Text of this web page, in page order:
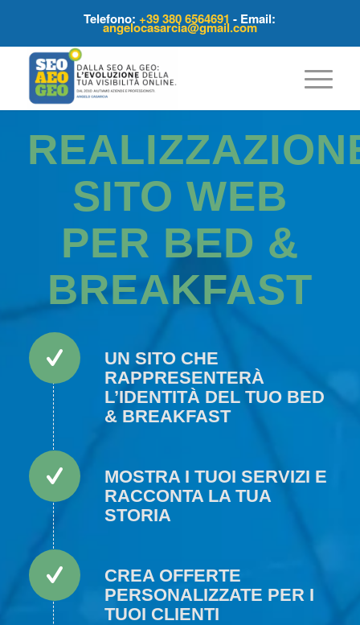
Telefono:+39 380 6564691 - Email:
angelocasarcia@gmail.com
SITO WEB
PER BED &
BREAKFAST
UN SITO CHE
RAPPRESENTERÀ
L’IDENTITÀ DEL TUO BED
& BREAKFAST
MOSTRA I TUOI SERVIZI E
RACCONTA LA TUA
STORIA
CREA OFFERTE
PERSONALIZZATE PER I
TUOI CLIENTI